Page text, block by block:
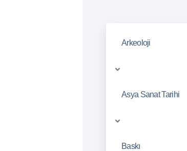
Arkeoloji
Asya Sanat Tarihi
Baskı